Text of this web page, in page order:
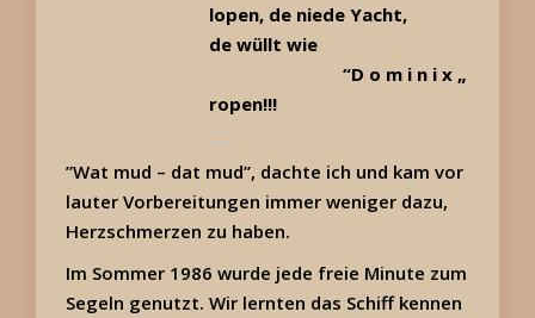
lopen, de niede Yacht,
de wüllt wie
“D o m i n i x „
ropen!!!
”Wat mud – dat mud”, dachte ich und kam vor
lauter Vorbereitungen immer weniger dazu,
Herzschmerzen zu haben.
Im Sommer 1986 wurde jede freie Minute zum
Segeln genutzt. Wir lernten das Schiff kennen